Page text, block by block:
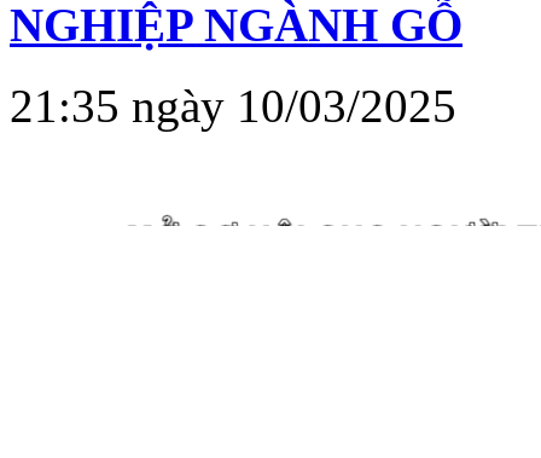
NGHIỆP NGÀNH GỖ
21:35 ngày 10/03/2025